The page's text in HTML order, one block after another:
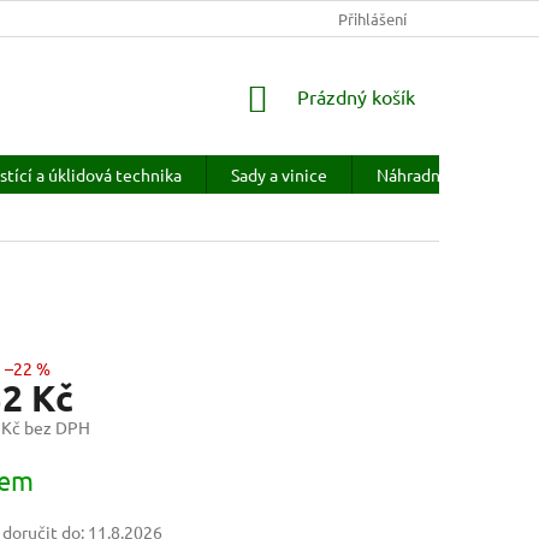
PRODÁVANÉ ZNAČKY
Přihlášení
NÁKUPNÍ
Prázdný košík
a úklidová technika Sady a vinice Náhradní díly
–22 %
Kč
bez DPH
do: 11.8.2026